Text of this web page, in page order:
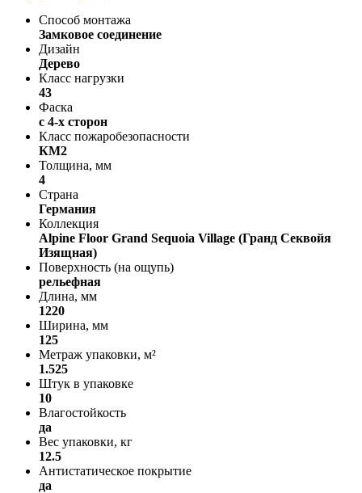
Способ монтажа
Замковое соединение
Дизайн
Дерево
Класс нагрузки
43
Фаска
с 4-х сторон
Класс пожаробезопасности
КМ2
Толщина, мм
4
Страна
Германия
Коллекция
Alpine Floor Grand Sequoia Village (Гранд Секвойя
Изящная)
Поверхность (на ощупь)
рельефная
Длина, мм
1220
Ширина, мм
125
Метраж упаковки, м²
1.525
Штук в упаковке
10
Влагостойкость
да
Вес упаковки, кг
12.5
Антистатическое покрытие
да